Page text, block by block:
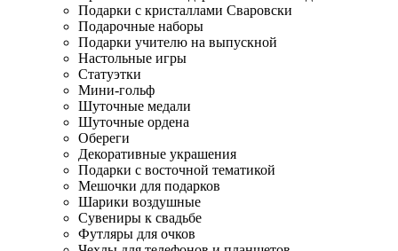
Подарки с кристаллами Сваровски
Подарочные наборы
Подарки учителю на выпускной
Настольные игры
Статуэтки
Мини-гольф
Шуточные медали
Шуточные ордена
Обереги
Декоративные украшения
Подарки с восточной тематикой
Мешочки для подарков
Шарики воздушные
Сувениры к свадьбе
Футляры для очков